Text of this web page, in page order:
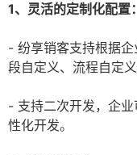
1、灵活的定制化配置：
- 纷享销客支持根据
段自定义、流程自定义
- 支持二次开发，企
性化开发。